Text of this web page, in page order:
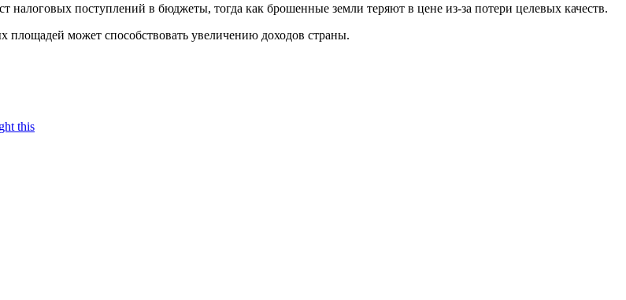
налоговых поступлений в бюджеты, тогда как брошенные земли теряют в цене из-за потери целевых качеств.
может способствовать увеличению доходов страны.